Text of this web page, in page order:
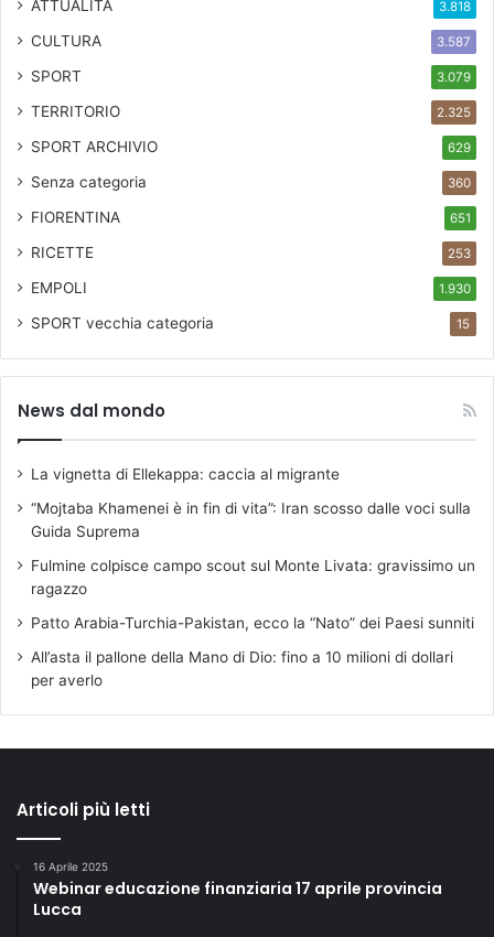
ATTUALITÀ 3.818
CULTURA 3.587
SPORT 3.079
TERRITORIO 2.325
SPORT ARCHIVIO 629
Senza categoria 360
FIORENTINA 651
RICETTE 253
EMPOLI 1.930
SPORT vecchia categoria 15
News dal mondo
La vignetta di Ellekappa: caccia al migrante
“Mojtaba Khamenei è in fin di vita”: Iran scosso dalle voci sulla
Guida Suprema
Fulmine colpisce campo scout sul Monte Livata: gravissimo un
ragazzo
Patto Arabia-Turchia-Pakistan, ecco la “Nato” dei Paesi sunniti
All’asta il pallone della Mano di Dio: fino a 10 milioni di dollari
per averlo
Articoli più letti
16 Aprile 2025
Webinar educazione finanziaria 17 aprile provincia
Lucca